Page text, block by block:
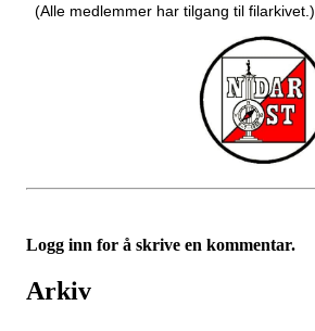
(Alle medlemmer har tilgang til filarkivet.)
Logg inn for å skrive en kommentar.
Arkiv